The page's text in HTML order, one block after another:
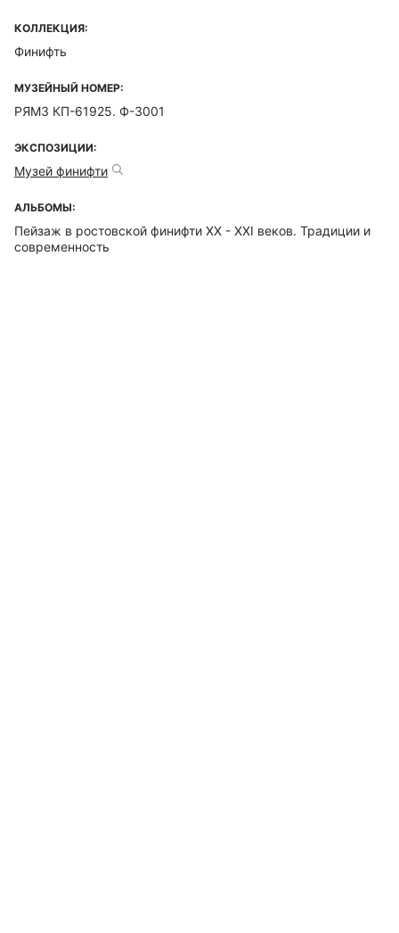
КОЛЛЕКЦИЯ:
Финифть
МУЗЕЙНЫЙ НОМЕР:
РЯМЗ КП-61925. Ф-3001
ЭКСПОЗИЦИИ:
Музей финифти
АЛЬБОМЫ:
Пейзаж в ростовской финифти ХХ - ХХI веков. Традиции и
современность